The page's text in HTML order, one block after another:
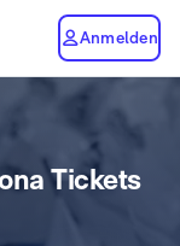
Anmelden
Tickets